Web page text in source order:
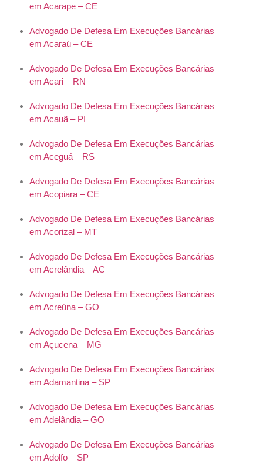
em Acarape – CE
Advogado De Defesa Em Execuções Bancárias
em Acaraú – CE
Advogado De Defesa Em Execuções Bancárias
em Acari – RN
Advogado De Defesa Em Execuções Bancárias
em Acauã – PI
Advogado De Defesa Em Execuções Bancárias
em Aceguá – RS
Advogado De Defesa Em Execuções Bancárias
em Acopiara – CE
Advogado De Defesa Em Execuções Bancárias
em Acorizal – MT
Advogado De Defesa Em Execuções Bancárias
em Acrelândia – AC
Advogado De Defesa Em Execuções Bancárias
em Acreúna – GO
Advogado De Defesa Em Execuções Bancárias
em Açucena – MG
Advogado De Defesa Em Execuções Bancárias
em Adamantina – SP
Advogado De Defesa Em Execuções Bancárias
em Adelândia – GO
Advogado De Defesa Em Execuções Bancárias
em Adolfo – SP